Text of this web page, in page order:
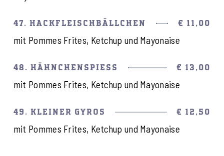
47. HACKFLEISCH­BÄLLCHEN € 11,00
mit Pommes Frites, Ketchup und Mayonaise
48. HÄHNCHENSPIESS € 13,00
mit Pommes Frites, Ketchup und Mayonaise
49. KLEINER GYROS € 12,50
mit Pommes Frites, Ketchup und Mayonaise